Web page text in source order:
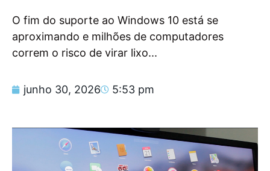
O fim do suporte ao Windows 10 está se
aproximando e milhões de computadores
correm o risco de virar lixo...
junho 30, 2026 5:53 pm